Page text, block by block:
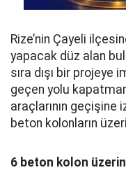
Rize’nin Çayeli
yapacak düz alan
sıra dışı bir projeye
geçen yolu
araçlarının geçişine
beton kolonların
6 beton kolon